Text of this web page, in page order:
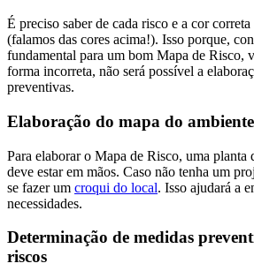
É preciso saber de cada risco e a cor correta
(falamos das cores acima!). Isso porque,
fundamental para um bom Mapa de Risco,
forma incorreta, não será possível a
preventivas.
Elaboração do mapa do
Para elaborar o Mapa de Risco, uma planta
deve estar em mãos. Caso não tenha um
se fazer um croqui do local. Isso ajudará a
necessidades.
Determinação de medidas
riscos